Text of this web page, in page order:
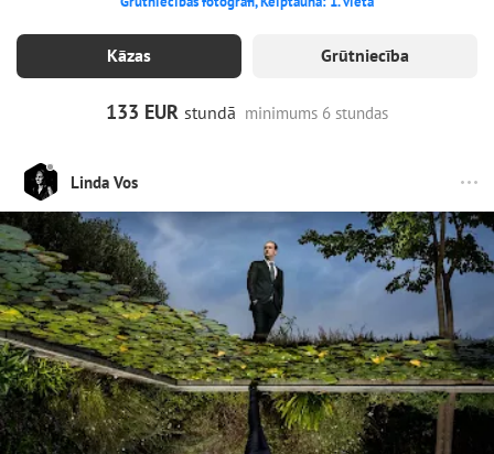
Kāzas Grūtniecība
133 EUR stundā minimums 6 stundas
Linda Vos